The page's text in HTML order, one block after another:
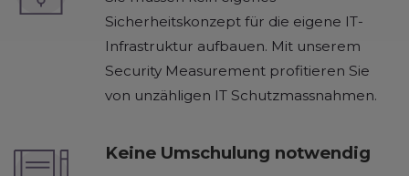
Sicherheitskonzept für die eigene IT-
Infrastruktur aufbauen. Mit unserem
Security Measurement profitieren Sie
von unzähligen IT Schutzmassnahmen.
Keine Umschulung notwendig